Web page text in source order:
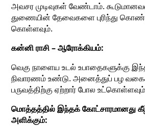
அவசர முடிவுகள் வேண்டாம்.
துணையின் தேவைகளை புரிந்து
கொள்ளவும்.
கன்னி ராசி – ஆரோக்கியம்:
வெகு நாளைய உடல் உபாதைகளுக்கு
நிவாரணம் உண்டு. அனைத்துப் பழ
பருவத்திற்கு ஏற்றார் போல
மொத்தத்தில் இந்தக்
அளிக்கும்: